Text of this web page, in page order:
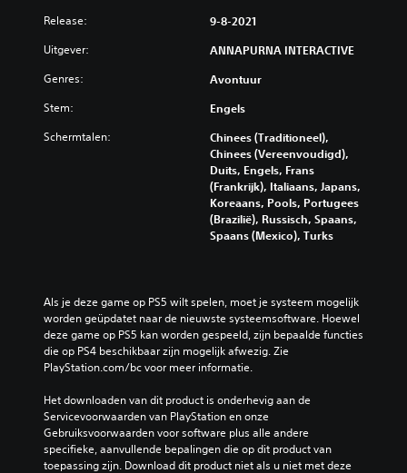
Release: 9-8-2021
Uitgever: ANNAPURNA INTERACTIVE
Genres: Avontuur
Stem: Engels
Schermtalen:
Chinees (Traditioneel),
Chinees (Vereenvoudigd),
Duits, Engels, Frans
(Frankrijk), Italiaans, Japans,
Koreaans, Pools, Portugees
(Brazilië), Russisch, Spaans,
Spaans (Mexico), Turks
Als je deze game op PS5 wilt spelen, moet je systeem mogelijk
worden geüpdatet naar de nieuwste systeemsoftware. Hoewel
deze game op PS5 kan worden gespeeld, zijn bepaalde functies
die op PS4 beschikbaar zijn mogelijk afwezig. Zie
PlayStation.com/bc voor meer informatie.
Het downloaden van dit product is onderhevig aan de
Servicevoorwaarden van PlayStation en onze
Gebruiksvoorwaarden voor software plus alle andere
specifieke, aanvullende bepalingen die op dit product van
toepassing zijn. Download dit product niet als u niet met deze